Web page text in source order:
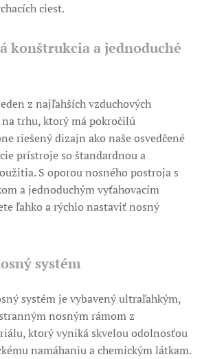
ciest.
konštrukcia a jednoduché
z najľahších vzduchových
trhu, ktorý má pokročilú
riešený dizajn ako naše osvedčené
prístroje so štandardnou a
S oporou nosného postroja s
a jednoduchým vyťahovacím
ľahko a rýchlo nastaviť nosný
systém
systém je vybavený ultraľahkým,
nosným rámom z
ktorý vyniká skvelou odolnosťou
namáhaniu a chemickým látkam.